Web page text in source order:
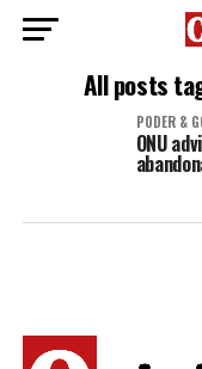
All posts
PODER &
ONU